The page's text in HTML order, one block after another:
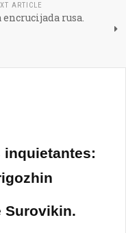
ARTICLE
encrucijada rusa.
inquietantes:
Surovikin.